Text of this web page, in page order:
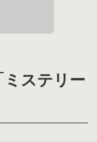
ミステリー